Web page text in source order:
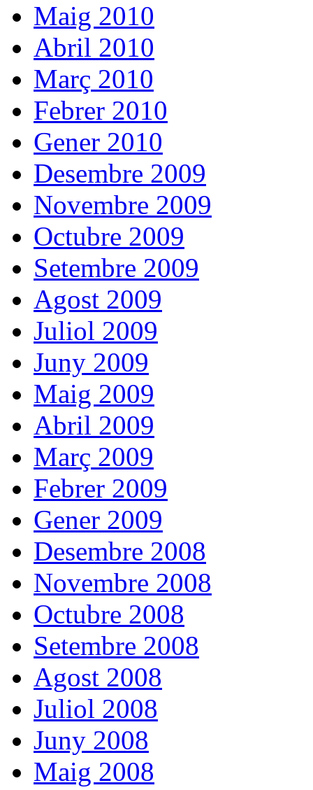
Maig 2010
Abril 2010
Març 2010
Febrer 2010
Gener 2010
Desembre 2009
Novembre 2009
Octubre 2009
Setembre 2009
Agost 2009
Juliol 2009
Juny 2009
Maig 2009
Abril 2009
Març 2009
Febrer 2009
Gener 2009
Desembre 2008
Novembre 2008
Octubre 2008
Setembre 2008
Agost 2008
Juliol 2008
Juny 2008
Maig 2008